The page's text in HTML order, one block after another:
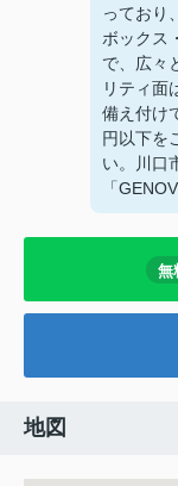
っており
ボックス
で、広々
リティ面
備え付け
円以下を
い。川口
「
無
地図